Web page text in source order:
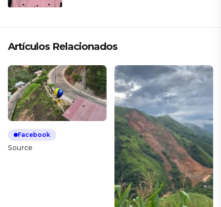
Artículos Relacionados
Facebook
Source